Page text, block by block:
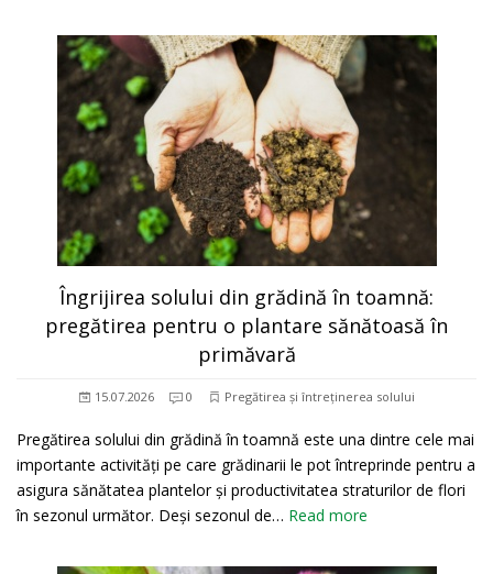
Îngrijirea solului din grădină în toamnă:
pregătirea pentru o plantare sănătoasă în
primăvară
15.07.2026 0 Pregătirea și întreținerea solului
Pregătirea solului din grădină în toamnă este una dintre cele mai
importante activități pe care grădinarii le pot întreprinde pentru a
asigura sănătatea plantelor și productivitatea straturilor de flori
în sezonul următor. Deși sezonul de… Read more